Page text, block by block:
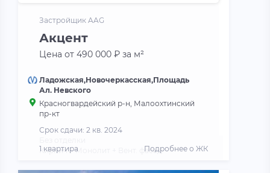
Застройщик AAG
Акцент
Цена от 490 000 ₽ за м²
Ладожская,Новочеркасская,Площадь
Ал. Невского
Красногвардейский р-н, Малоохтинский
пр-кт
Срок сдачи: 2 кв. 2024
Кирпич + Монолит + Вент. фасад
1 квартира Подробнее о ЖК